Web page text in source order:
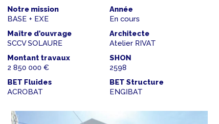
Notre mission
BASE + EXE
Année
En cours
Maître d’ouvrage
SCCV SOLAURE
Architecte
Atelier RIVAT
Montant travaux
2 850 000 €
SHON
2598
BET Fluides
ACROBAT
BET Structure
ENGIBAT